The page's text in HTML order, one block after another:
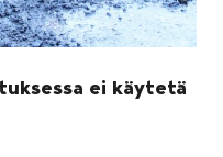
ei käytetä